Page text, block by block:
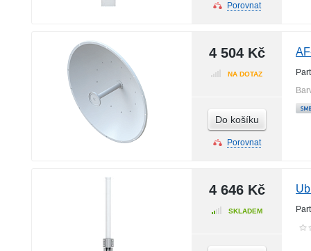
Porovnat
4 504 Kč
NA DOTAZ
Do košíku
Porovnat
4 646 Kč
SKLADEM